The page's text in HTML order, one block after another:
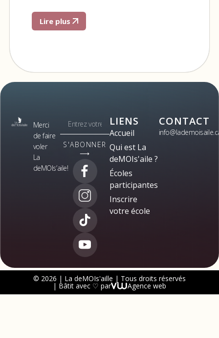
Lire plus
Merci
de faire
voler
La
deMOIs’aile!
S'ABONNER
⟶
LIENS
Accueil
Qui est La
deMOIs'aile ?
Écoles
participantes
Inscrire
votre école
CONTACT
© 2026 | La deMOIs'aille | Tous droits réservés
| Bâtit avec ♡ par Agence web